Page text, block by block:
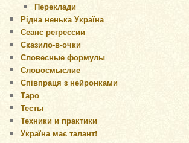
Переклади
Рідна ненька Україна
Сеанс регрессии
Сказило-в-очки
Словесные формулы
Словосмыслие
Співпраця з нейронками
Таро
Тесты
Техники и практики
Україна має талант!